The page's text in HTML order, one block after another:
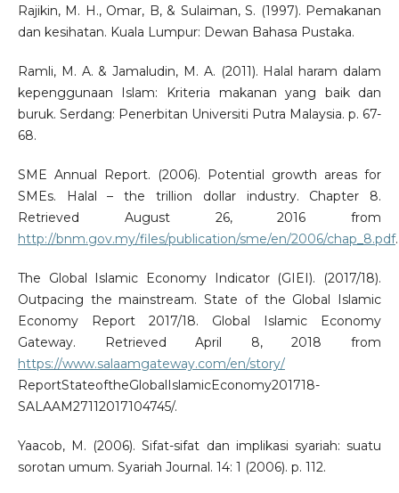
Rajikin, M. H., Omar, B, & Sulaiman, S. (1997). Pemakanan
dan kesihatan. Kuala Lumpur: Dewan Bahasa Pustaka.
Ramli, M. A. & Jamaludin, M. A. (2011). Halal haram dalam
kepenggunaan Islam: Kriteria makanan yang baik dan
buruk. Serdang: Penerbitan Universiti Putra Malaysia. p. 67-
68.
SME Annual Report. (2006). Potential growth areas for
SMEs. Halal – the trillion dollar industry. Chapter 8.
Retrieved August 26, 2016 from
http://bnm.gov.my/files/publication/sme/en/2006/chap_8.pdf.
The Global Islamic Economy Indicator (GIEI). (2017/18).
Outpacing the mainstream. State of the Global Islamic
Economy Report 2017/18. Global Islamic Economy
Gateway. Retrieved April 8, 2018 from
https://www.salaamgateway.com/en/story/
ReportStateoftheGlobalIslamicEconomy201718-
SALAAM27112017104745/.
Yaacob, M. (2006). Sifat-sifat dan implikasi syariah: suatu
sorotan umum. Syariah Journal. 14: 1 (2006). p. 112.